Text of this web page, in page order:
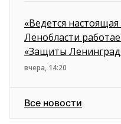
«Ведется настоящая
Ленобласти
«Защиты
вчера, 14:20
Все новости